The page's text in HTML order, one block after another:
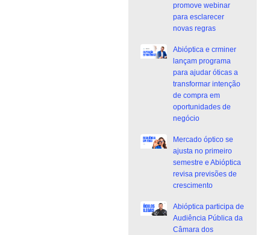
promove webinar
para esclarecer
novas regras
Abióptica e crminer
lançam programa
para ajudar óticas a
transformar intenção
de compra em
oportunidades de
negócio
Mercado óptico se
ajusta no primeiro
semestre e Abióptica
revisa previsões de
crescimento
Abióptica participa de
Audiência Pública da
Câmara dos